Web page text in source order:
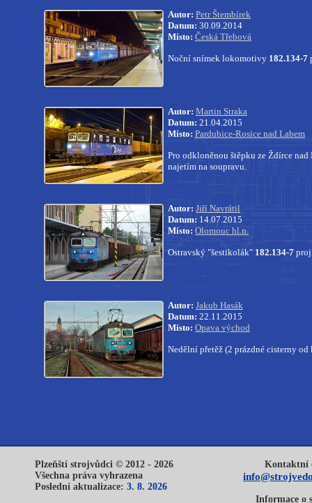
Autor: Petr Štembírek
Datum: 30.09.2014
Místo: Česká Třebová
Noční snímek lokomotivy 182.134-7
Autor: Martin Straka
Datum: 21.04.2015
Místo: Pardubice-Rosice nad Labem
Pro odkloněnou štěpku ze Ždírce
najetím na soupravu.
Autor: Jiří Navrátil
Datum: 14.07.2015
Místo: Olomouc hl.n.
Ostravský "šestikolák" 182.134-7
Autor: Jakub Hasák
Datum: 22.11.2015
Místo: Opava východ
Nedělní přetěž (2 prázdné cisterny
Plzeňští strojvůdci © 2012 - 2026
Všechna práva vyhrazena
Poslední aktualizace: 3. 8. 2026
Kontaktní
Informace o